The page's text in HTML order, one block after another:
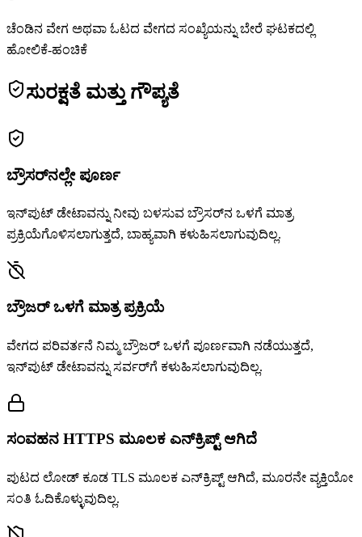
ಚೆಂಡಿನ ವೇಗ ಅಥವಾ ಓಟದ ವೇಗದ ಸಂಖ್ಯೆಯನ್ನು ಬೇರೆ ಘಟಕದಲ್ಲಿ
ಹೋಲಿಕೆ-ಹಂಚಿಕೆ
ಸುರಕ್ಷತೆ ಮತ್ತು ಗೌಪ್ಯತೆ
ಬ್ರೌಸರ್‌ನಲ್ಲೇ ಪೂರ್ಣ
ಇನ್‌ಪುಟ್ ಡೇಟಾವನ್ನು ನೀವು ಬಳಸುವ ಬ್ರೌಸರ್‌ನ ಒಳಗೆ ಮಾತ್ರ
ಪ್ರಕ್ರಿಯೆಗೊಳಿಸಲಾಗುತ್ತದೆ, ಬಾಹ್ಯವಾಗಿ ಕಳುಹಿಸಲಾಗುವುದಿಲ್ಲ.
ಬ್ರೌಜರ್ ಒಳಗೆ ಮಾತ್ರ ಪ್ರಕ್ರಿಯೆ
ವೇಗದ ಪರಿವರ್ತನೆ ನಿಮ್ಮ ಬ್ರೌಜರ್ ಒಳಗೆ ಪೂರ್ಣವಾಗಿ ನಡೆಯುತ್ತದೆ,
ಇನ್‌ಪುಟ್ ಡೇಟಾವನ್ನು ಸರ್ವರ್‌ಗೆ ಕಳುಹಿಸಲಾಗುವುದಿಲ್ಲ.
ಸಂವಹನ HTTPS ಮೂಲಕ ಎನ್‌ಕ್ರಿಪ್ಟ್ ಆಗಿದೆ
ಪುಟದ ಲೋಡ್ ಕೂಡ TLS ಮೂಲಕ ಎನ್‌ಕ್ರಿಪ್ಟ್ ಆಗಿದೆ, ಮೂರನೇ ವ್ಯಕ್ತಿಯೋ
ಸಂತಿ ಓದಿಕೊಳ್ಳುವುದಿಲ್ಲ.